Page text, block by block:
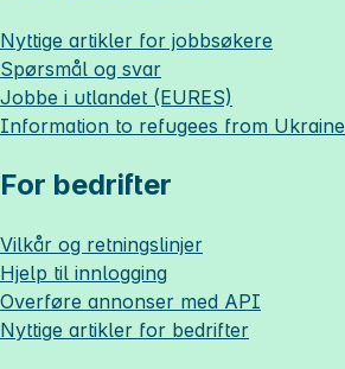
Nyttige artikler for jobbsøkere
Spørsmål og svar
Jobbe i utlandet (EURES)
Information to refugees from Ukraine
For bedrifter
Vilkår og retningslinjer
Hjelp til innlogging
Overføre annonser med API
Nyttige artikler for bedrifter